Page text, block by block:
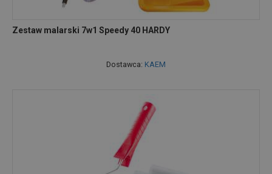
Zestaw malarski 7w1 Speedy 40 HARDY
Dostawca: KAEM